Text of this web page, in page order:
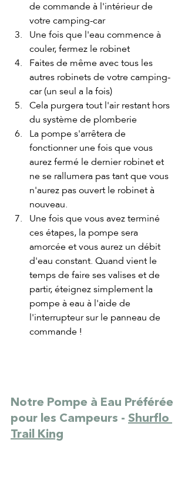
de commande à l'intérieur de
votre camping-car
Une fois que l'eau commence à
couler, fermez le robinet
Faites de même avec tous les
autres robinets de votre camping-
car (un seul a la fois)
Cela purgera tout l'air restant hors
du système de plomberie
La pompe s'arrêtera de
fonctionner une fois que vous
aurez fermé le dernier robinet et
ne se rallumera pas tant que vous
n'aurez pas ouvert le robinet à
nouveau.
Une fois que vous avez terminé
ces étapes, la pompe sera
amorcée et vous aurez un débit
d'eau constant. Quand vient le
temps de faire ses valises et de
partir, éteignez simplement la
pompe à eau à l'aide de
l'interrupteur sur le panneau de
commande !
Notre Pompe à Eau Préférée
pour les Campeurs - Shurflo
Trail King